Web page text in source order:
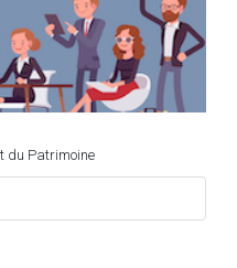
du Patrimoine